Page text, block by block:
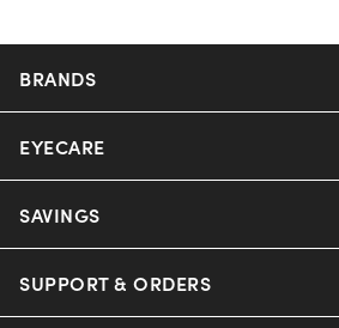
BRANDS
Nuance Audio
Ray-Ban
EYECARE
Our Eyeglasses
Our Sunglasses
SAVINGS
Offers & Discount
SUPPORT & ORDERS